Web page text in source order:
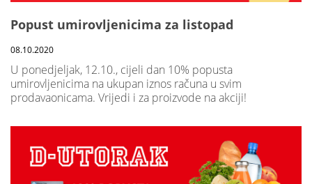
Popust umirovljenicima za listopad
08.10.2020
U ponedjeljak, 12.10., cijeli dan 10% popusta
umirovljenicima na ukupan iznos računa u svim
prodavaonicama. Vrijedi i za proizvode na akciji!